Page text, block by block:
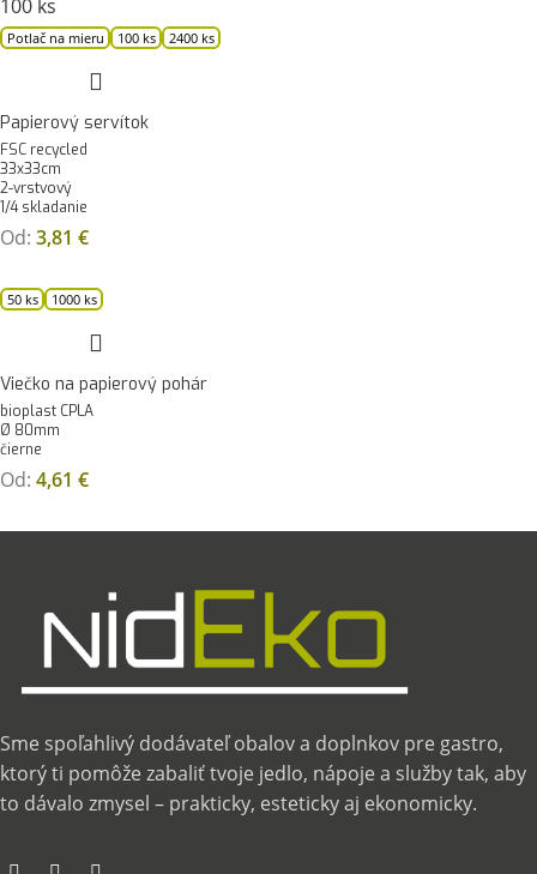
Potlač na mieru 100 ks 2400 ks
Papierový servítok
FSC recycled
33x33cm
2-vrstvový
1/4 skladanie
Od: 3,81 €
50 ks 1000 ks
Viečko na papierový pohár
bioplast CPLA
Ø 80mm
čierne
Od: 4,61 €
Sme spoľahlivý dodávateľ obalov a doplnkov pre gastro,
ktorý ti pomôže zabaliť tvoje jedlo, nápoje a služby tak, aby
to dávalo zmysel – prakticky, esteticky aj ekonomicky.